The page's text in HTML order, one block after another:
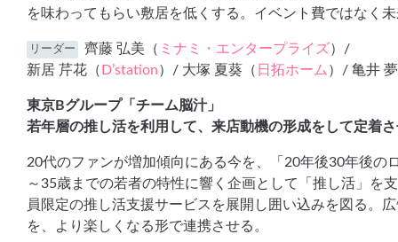
を味わってもらい敷居を低くする。イベント費ではなく
リーダー 齊藤 弘美（ ミナミ・エンタープライズ）/
新居 芹花（ D’station）/ 大塚 夏葵（ 日拓ホーム ）/ 亀井
東京Bグループ「チーム脳汁」
若年層の推し活を利用して、来店動機の形成をして定着
20代のファンが増加傾向にある今を、「20年後30年後の
～35歳までの若者の特性に響く企画として「推し活」を
員限定の推し活支援サービスを展開し囲い込みを図る。
を、より楽しくなる形で連携させる。